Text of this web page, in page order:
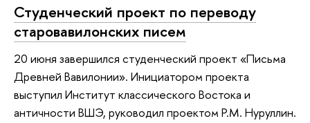
Студенческий проект по переводу
старовавилонских писем
20 июня завершился студенческий проект «Письма
Древней Вавилонии». Инициатором проекта
выступил Институт классического Востока и
античности ВШЭ, руководил проектом Р.М. Нуруллин.